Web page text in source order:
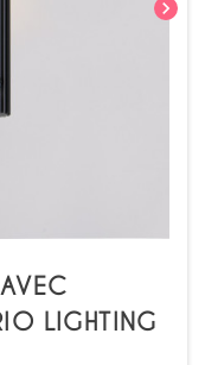
chevron_right
LIGHTING